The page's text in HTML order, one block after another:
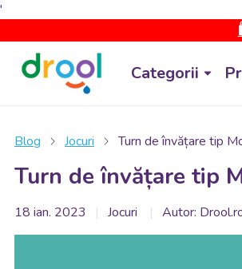
'
Categorii
Blog Jocuri Turn de învățare tip
Turn de învățare tip
18 ian. 2023 Jocuri Autor: